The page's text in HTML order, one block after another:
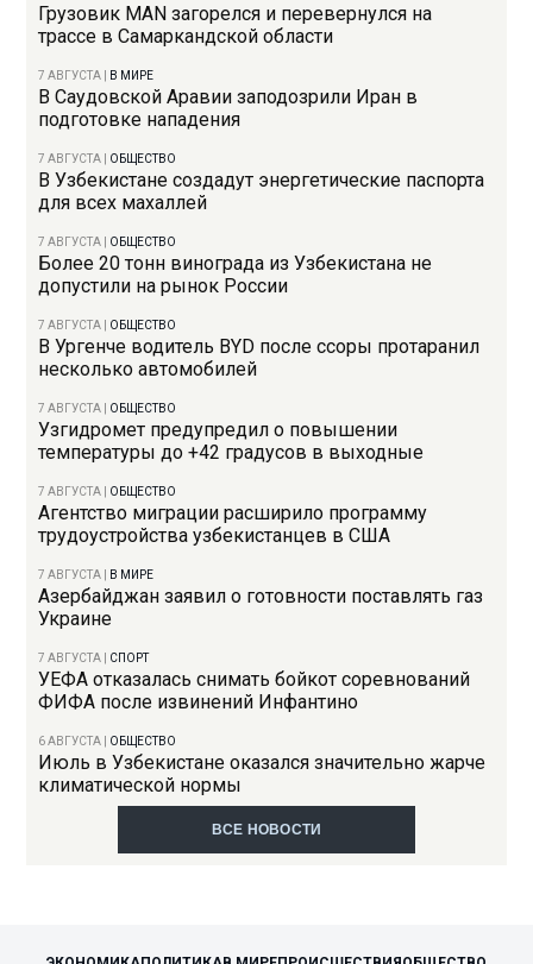
Грузовик MAN загорелся и перевернулся на
трассе в Самаркандской области
7 АВГУСТА В МИРЕ
В Саудовской Аравии заподозрили Иран в
подготовке нападения
7 АВГУСТА ОБЩЕСТВО
В Узбекистане создадут энергетические паспорта
для всех махаллей
7 АВГУСТА ОБЩЕСТВО
Более 20 тонн винограда из Узбекистана не
допустили на рынок России
7 АВГУСТА ОБЩЕСТВО
В Ургенче водитель BYD после ссоры протаранил
несколько автомобилей
7 АВГУСТА ОБЩЕСТВО
Узгидромет предупредил о повышении
температуры до +42 градусов в выходные
7 АВГУСТА ОБЩЕСТВО
Агентство миграции расширило программу
трудоустройства узбекистанцев в США
7 АВГУСТА В МИРЕ
Азербайджан заявил о готовности поставлять газ
Украине
7 АВГУСТА СПОРТ
УЕФА отказалась снимать бойкот соревнований
ФИФА после извинений Инфантино
6 АВГУСТА ОБЩЕСТВО
Июль в Узбекистане оказался значительно жарче
климатической нормы
ВСЕ НОВОСТИ